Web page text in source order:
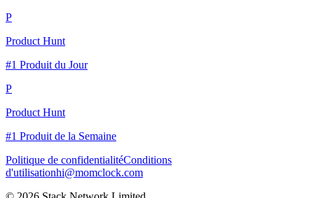
P
Product Hunt
#1 Produit du Jour
P
Product Hunt
#1 Produit de la Semaine
Politique de confidentialitéConditions
d'utilisationhi@momclock.com